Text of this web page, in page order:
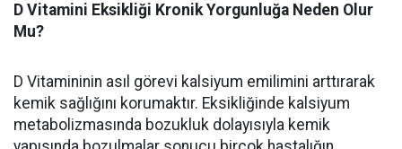
D Vitamini Eksikliği Kronik Yorgunluğa Neden Olur
Mu?
D Vitamininin asıl görevi kalsiyum emilimini arttırarak
kemik sağlığını korumaktır. Eksikliğinde kalsiyum
metabolizmasında bozukluk dolayısıyla kemik